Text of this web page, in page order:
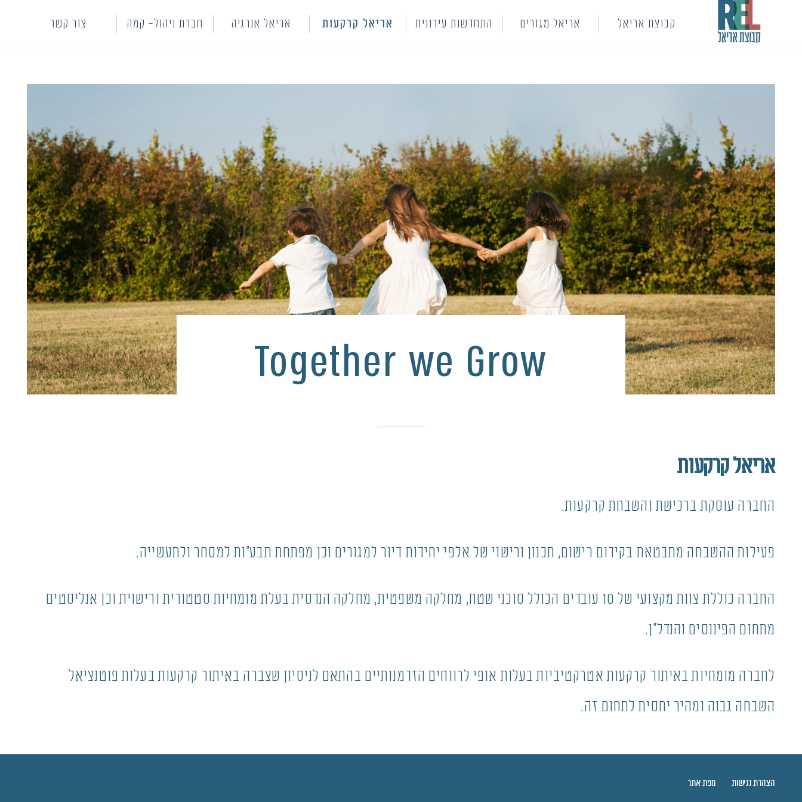
קבוצת אריאל אריאל מגורים התחדשות עירונית אריאל קרקעות אריאל אנרגיה חברת ניהול- קמה צור קשר
Together we Grow
אריאל קרקעות
החברה עוסקת ברכישת והשבחת קרקעות.
פעילות ההשבחה מתבטאת בקידום רישום, תכנון ורישוי של אלפי יחידות דיור למגורים וכן מפתחת תבע"ות למסחר ולתעשייה.
החברה כוללת צוות מקצועי של 10 עובדים הכולל סוכני שטח, מחלקה משפטית, מחלקה הנדסית בעלת מומחיות סטטורית ורישוית וכן אנליסטים
מתחום הפיננסים והנדל"ן.
לחברה מומחיות באיתור קרקעות אטרקטיביות בעלות אופי לרווחים הזדמנותיים בהתאם לניסיון שצברה באיתור קרקעות בעלות פוטנציאל
השבחה גבוה ומהיר יחסית לתחום זה.
הצהרת נגישות מפת אתר